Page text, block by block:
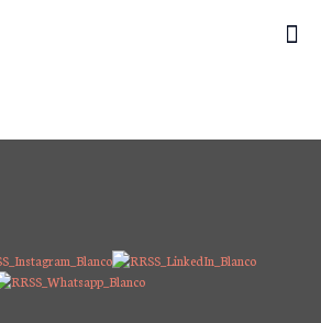
más productos: necesita
×